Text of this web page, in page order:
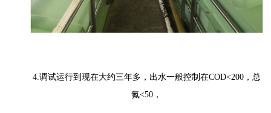
4.调试运行到现在大约三年多，出水一般控制在COD<200，总
氮<50，